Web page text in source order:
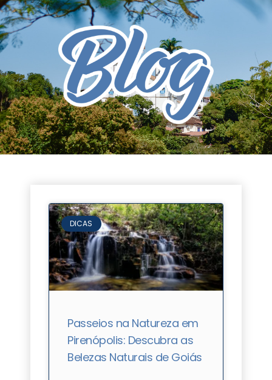
DICAS
Passeios na Natureza em
Pirenópolis: Descubra as
Belezas Naturais de Goiás